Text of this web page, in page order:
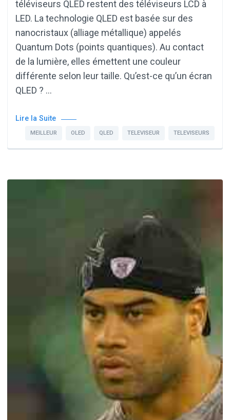
téléviseurs QLED restent des téléviseurs LCD à
LED. La technologie QLED est basée sur des
nanocristaux (alliage métallique) appelés
Quantum Dots (points quantiques). Au contact
de la lumière, elles émettent une couleur
différente selon leur taille. Qu’est-ce qu’un écran
QLED ? …
Lire la Suite
MEILLEUR OLED QLED TELEVISEUR TELEVISEURS